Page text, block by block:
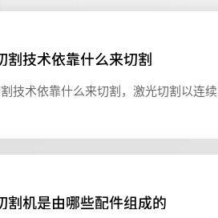
割技术依靠什么来切割
割机是由哪些配件组成的